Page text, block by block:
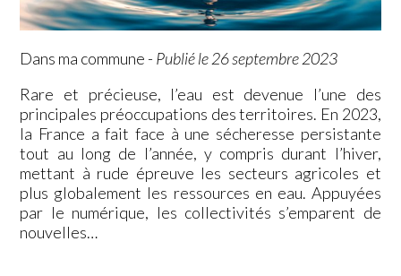
Dans ma commune - Publié le 26 septembre 2023
Rare et précieuse, l’eau est devenue l’une des
principales préoccupations des territoires. En 2023,
la France a fait face à une sécheresse persistante
tout au long de l’année, y compris durant l’hiver,
mettant à rude épreuve les secteurs agricoles et
plus globalement les ressources en eau. Appuyées
par le numérique, les collectivités s’emparent de
nouvelles…